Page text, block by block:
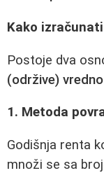
Kako
Postoje dva
(održive)
1. Metoda
Godišnja renta
množi se sa